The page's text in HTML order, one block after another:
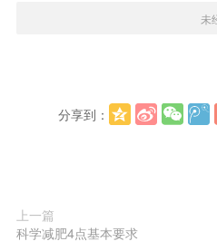
未
分享到：
上一篇
科学减肥4点基本要求